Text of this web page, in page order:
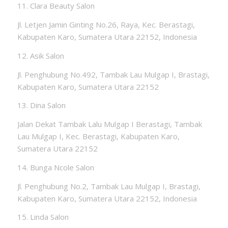
11. Clara Beauty Salon
Jl. Letjen Jamin Ginting No.26, Raya, Kec. Berastagi,
Kabupaten Karo, Sumatera Utara 22152, Indonesia
12. Asik Salon
Jl. Penghubung No.492, Tambak Lau Mulgap I, Brastagi,
Kabupaten Karo, Sumatera Utara 22152
13. Dina Salon
Jalan Dekat Tambak Lalu Mulgap I Berastagi, Tambak
Lau Mulgap I, Kec. Berastagi, Kabupaten Karo,
Sumatera Utara 22152
14. Bunga Ncole Salon
Jl. Penghubung No.2, Tambak Lau Mulgap I, Brastagi,
Kabupaten Karo, Sumatera Utara 22152, Indonesia
15. Linda Salon